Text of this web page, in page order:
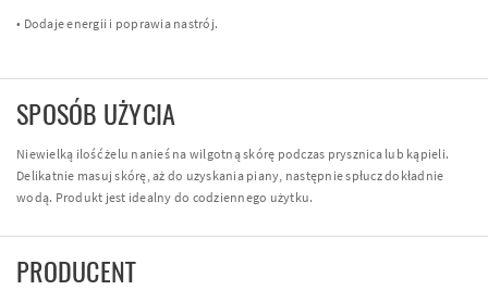
• Dodaje energii i poprawia nastrój.
SPOSÓB UŻYCIA
Niewielką ilość żelu nanieś na wilgotną skórę podczas prysznica lub kąpieli.
Delikatnie masuj skórę, aż do uzyskania piany, następnie spłucz dokładnie
wodą. Produkt jest idealny do codziennego użytku.
PRODUCENT